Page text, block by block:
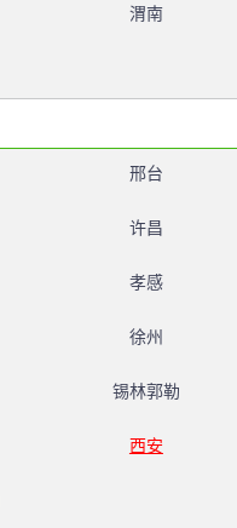
渭南
邢台
许昌
孝感
徐州
锡林郭勒
西安